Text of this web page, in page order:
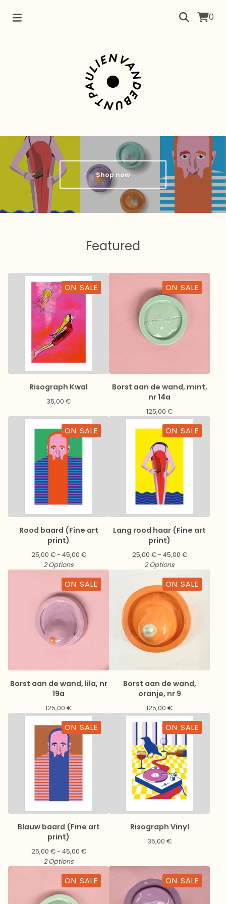
0
Shop now
Featured
ON SALE
Risograph Kwal
35,00 €
ON SALE
Borst aan de wand, mint,
nr 14a
125,00 €
ON SALE
Rood baard (Fine art
print)
25,00 €- 45,00 €
2 Options
ON SALE
Lang rood haar (Fine art
print)
25,00 €- 45,00 €
2 Options
ON SALE
Borst aan de wand, lila, nr
19a
125,00 €
ON SALE
Borst aan de wand,
oranje, nr 9
125,00 €
ON SALE
Blauw baard (Fine art
print)
25,00 €- 45,00 €
2 Options
ON SALE
Risograph Vinyl
35,00 €
ON SALE ON SALE